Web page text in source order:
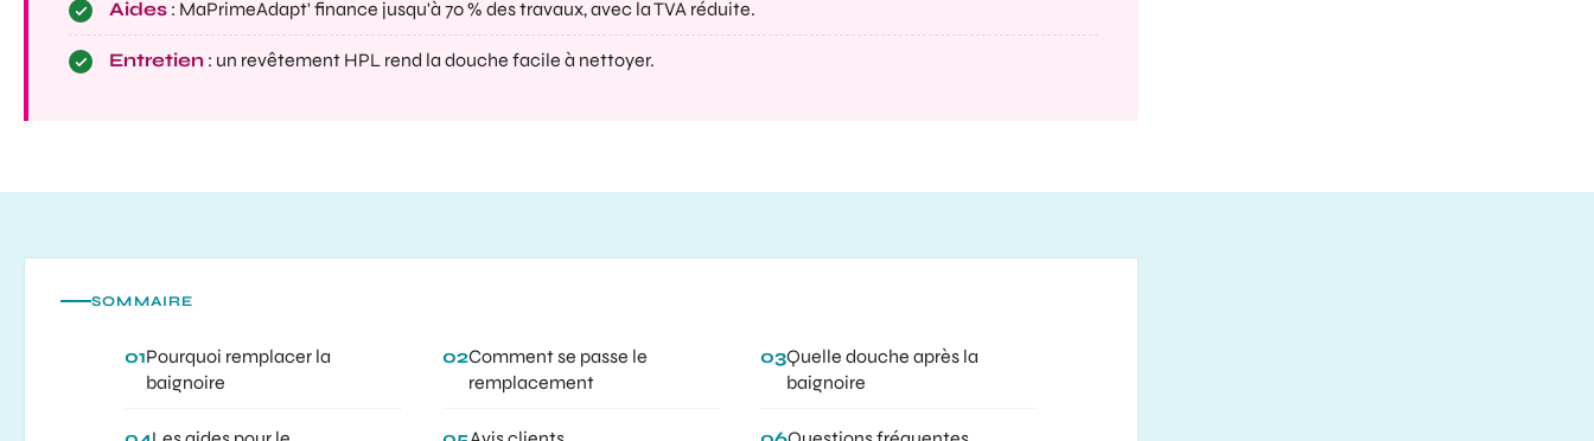
Aides : MaPrimeAdapt' finance jusqu'à 70 % des travaux, avec la TVA réduite.
Entretien : un revêtement HPL rend la douche facile à nettoyer.
SOMMAIRE
01Pourquoi remplacer la
baignoire
02Comment se passe le
remplacement
03Quelle douche après la
baignoire